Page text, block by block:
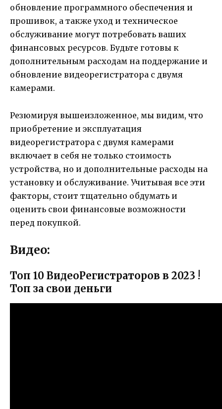
обновление программного обеспечения и
прошивок, а также уход и техническое
обслуживание могут потребовать ваших
финансовых ресурсов. Будьте готовы к
дополнительным расходам на поддержание и
обновление видеорегистратора с двумя
камерами.
Резюмируя вышеизложенное, мы видим, что
приобретение и эксплуатация
видеорегистратора с двумя камерами
включает в себя не только стоимость
устройства, но и дополнительные расходы на
установку и обслуживание. Учитывая все эти
факторы, стоит тщательно обдумать и
оценить свои финансовые возможности
перед покупкой.
Видео:
Топ 10 ВидеоРегистраторов в 2023 !
Топ за свои деньги